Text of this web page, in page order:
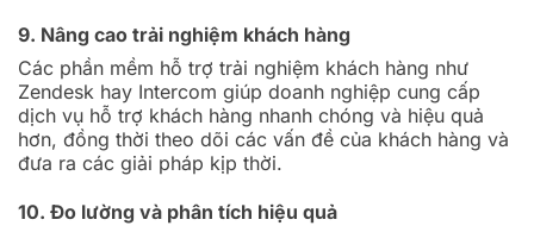
9. Nâng cao trải nghiệm khách hàng
Các phần mềm hỗ trợ trải nghiệm khách hàng như
Zendesk hay Intercom giúp doanh nghiệp cung cấp
dịch vụ hỗ trợ khách hàng nhanh chóng và hiệu quả
hơn, đồng thời theo dõi các vấn đề của khách hàng và
đưa ra các giải pháp kịp thời.
10. Đo lường và phân tích hiệu quả